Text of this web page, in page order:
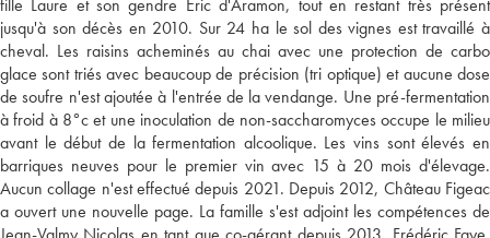
fille Laure et son gendre Eric d'Aramon, tout en restant très présent
jusqu'à son décès en 2010. Sur 24 ha le sol des vignes est travaillé à
cheval. Les raisins acheminés au chai avec une protection de carbo
glace sont triés avec beaucoup de précision (tri optique) et aucune dose
de soufre n'est ajoutée à l'entrée de la vendange. Une pré-fermentation
à froid à 8°c et une inoculation de non-saccharomyces occupe le milieu
avant le début de la fermentation alcoolique. Les vins sont élevés en
barriques neuves pour le premier vin avec 15 à 20 mois d'élevage.
Aucun collage n'est effectué depuis 2021. Depuis 2012, Château Figeac
a ouvert une nouvelle page. La famille s'est adjoint les compétences de